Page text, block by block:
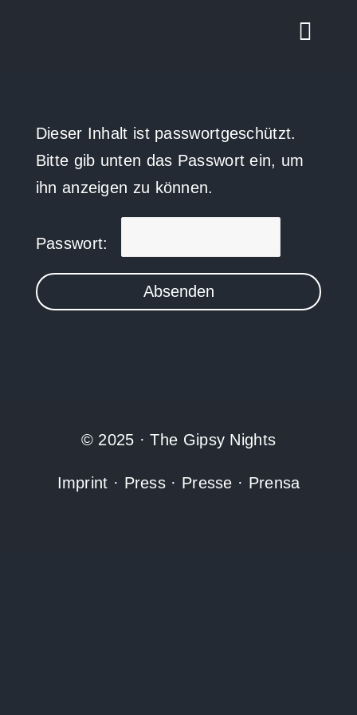
MEDIA
CONTACT
Dieser Inhalt ist passwortgeschützt.
Bitte gib unten das Passwort ein, um
ihn anzeigen zu können.
Passwort:
© 2025 · The Gipsy Nights
Imprint · Press · Presse · Prensa